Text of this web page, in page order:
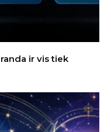
ir vis tiek